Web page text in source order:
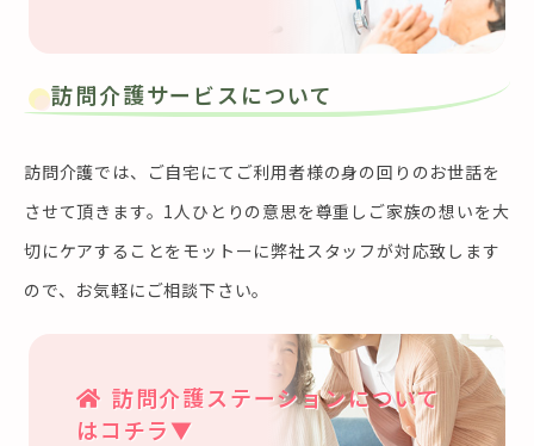
訪問介護サービスについて
訪問介護では、ご自宅にてご利用者様の身の回りのお世話を
させて頂きます。1人ひとりの意思を尊重しご家族の想いを大
切にケアすることをモットーに弊社スタッフが対応致します
ので、お気軽にご相談下さい。
訪問介護ステーションについて
はコチラ▼